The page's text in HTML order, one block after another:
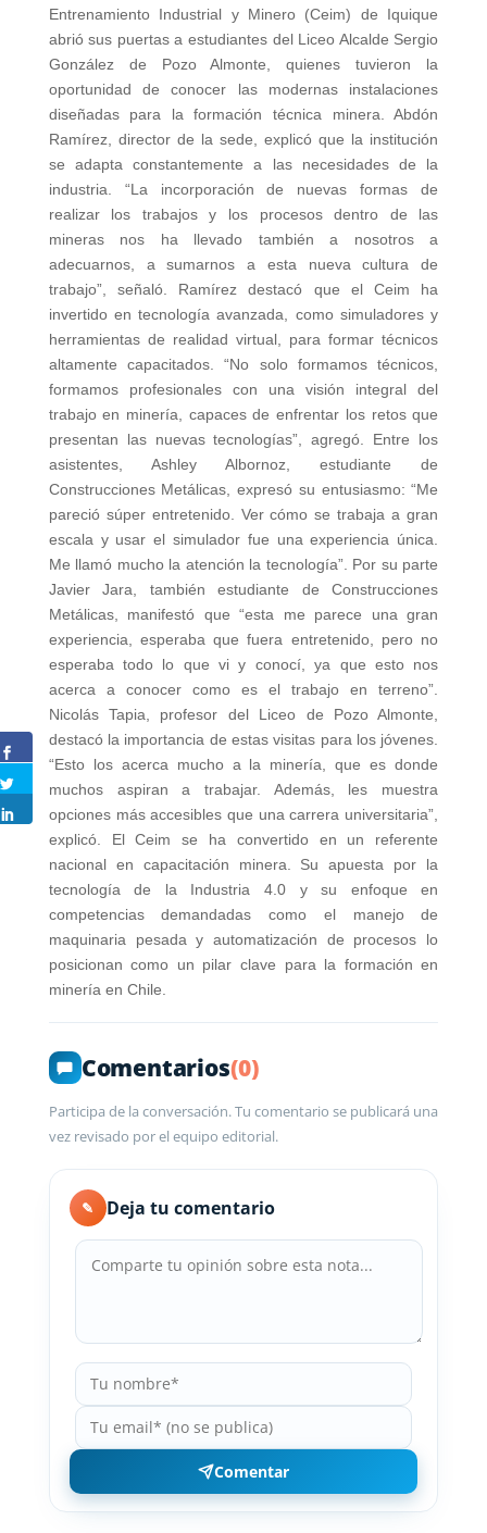
Entrenamiento Industrial y Minero (Ceim) de Iquique
abrió sus puertas a estudiantes del Liceo Alcalde Sergio
González de Pozo Almonte, quienes tuvieron la
oportunidad de conocer las modernas instalaciones
diseñadas para la formación técnica minera. Abdón
Ramírez, director de la sede, explicó que la institución
se adapta constantemente a las necesidades de la
industria. “La incorporación de nuevas formas de
realizar los trabajos y los procesos dentro de las
mineras nos ha llevado también a nosotros a
adecuarnos, a sumarnos a esta nueva cultura de
trabajo”, señaló. Ramírez destacó que el Ceim ha
invertido en tecnología avanzada, como simuladores y
herramientas de realidad virtual, para formar técnicos
altamente capacitados. “No solo formamos técnicos,
formamos profesionales con una visión integral del
trabajo en minería, capaces de enfrentar los retos que
presentan las nuevas tecnologías”, agregó. Entre los
asistentes, Ashley Albornoz, estudiante de
Construcciones Metálicas, expresó su entusiasmo: “Me
pareció súper entretenido. Ver cómo se trabaja a gran
escala y usar el simulador fue una experiencia única.
Me llamó mucho la atención la tecnología”. Por su parte
Javier Jara, también estudiante de Construcciones
Metálicas, manifestó que “esta me parece una gran
experiencia, esperaba que fuera entretenido, pero no
esperaba todo lo que vi y conocí, ya que esto nos
acerca a conocer como es el trabajo en terreno”.
Nicolás Tapia, profesor del Liceo de Pozo Almonte,
destacó la importancia de estas visitas para los jóvenes.
“Esto los acerca mucho a la minería, que es donde
muchos aspiran a trabajar. Además, les muestra
opciones más accesibles que una carrera universitaria”,
explicó. El Ceim se ha convertido en un referente
nacional en capacitación minera. Su apuesta por la
tecnología de la Industria 4.0 y su enfoque en
competencias demandadas como el manejo de
maquinaria pesada y automatización de procesos lo
posicionan como un pilar clave para la formación en
minería en Chile.
Comentarios(0)
Participa de la conversación. Tu comentario se publicará una
vez revisado por el equipo editorial.
✎ Deja tu comentario
Comentar